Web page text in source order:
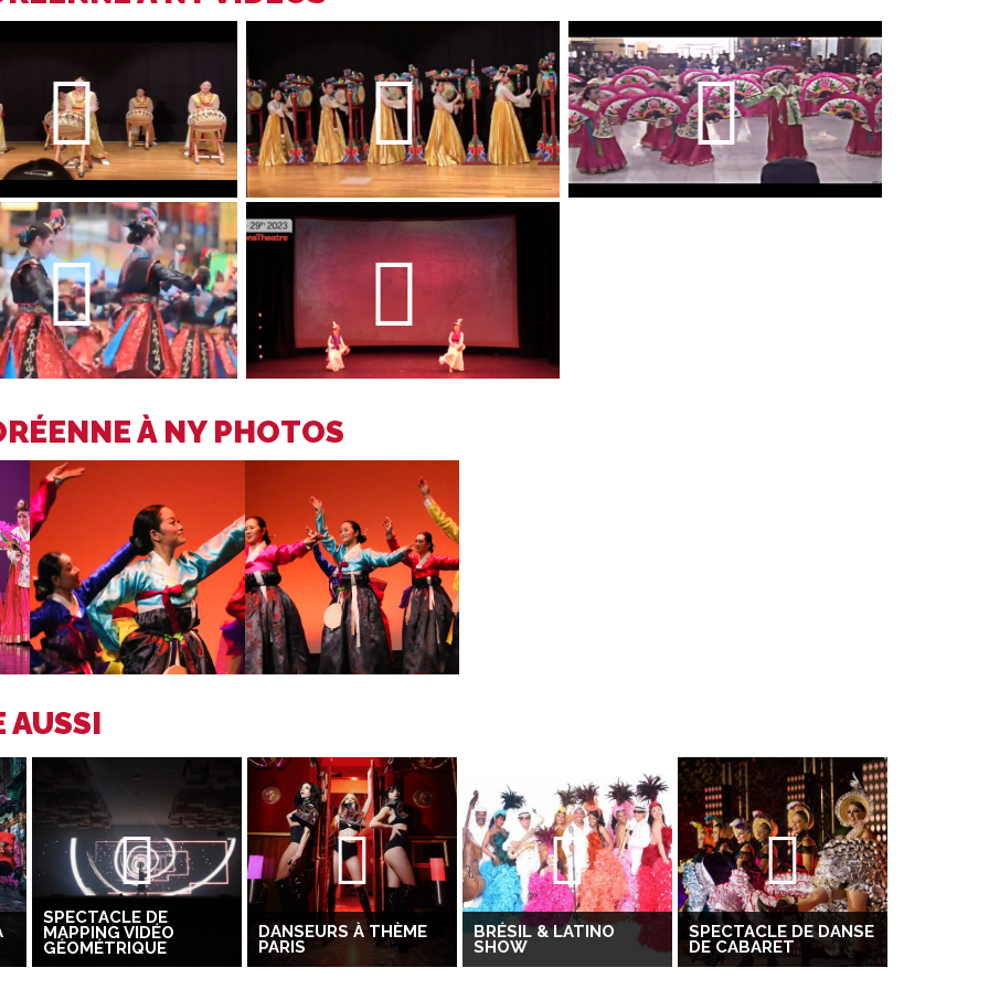
À NY PHOTOS
AUSSI
SPECTACLE DE
MAPPING VIDÉO
GÉOMÉTRIQUE
DANSEURS À THÈME
PARIS
BRÉSIL & LATINO
SHOW
SPECTACLE DE DANSE
DE CABARET